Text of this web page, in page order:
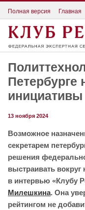
Полная версия Главная
Петербурге
инициативы
13 ноября 2024
Возможное
секретарем
решения
выстраивать вокруг
в интервью «Клубу
Милешкина. Она
рейтингом не